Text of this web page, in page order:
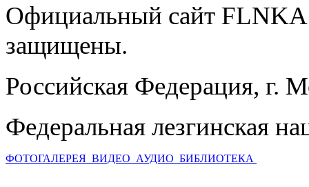
Официальный сайт
защищены.
Российская Федерация, г.
Федеральная лезгинская
ФОТОГАЛЕРЕЯ ВИДЕО АУДИО БИБЛИОТЕКА